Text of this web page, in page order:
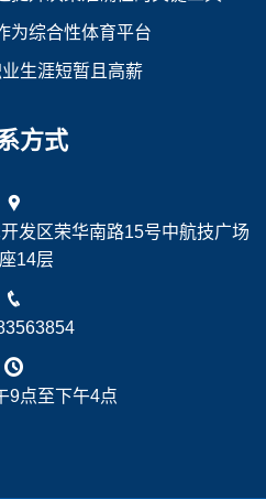
为综合性体育平台
生涯短暂且高薪
方式
发区荣华南路15号中航技广场
14层
9点至下午4点